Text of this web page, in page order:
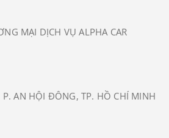
MẠI DỊCH VỤ ALPHA CAR
P. AN HỘI ĐÔNG, TP. HỒ CHÍ MINH